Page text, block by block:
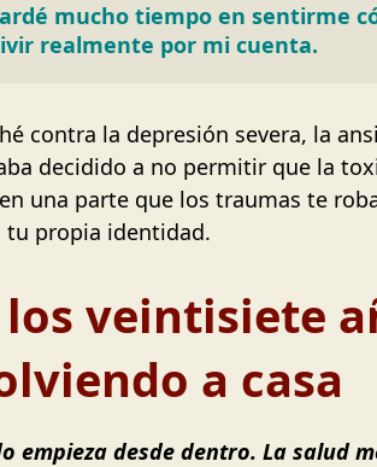
mucho tiempo en sentirme
realmente por mi cuenta.
contra la depresión severa, la
decidido a no permitir que la
una parte que los traumas te
tu propia identidad.
veintisiete
a casa
empieza desde dentro. La salud